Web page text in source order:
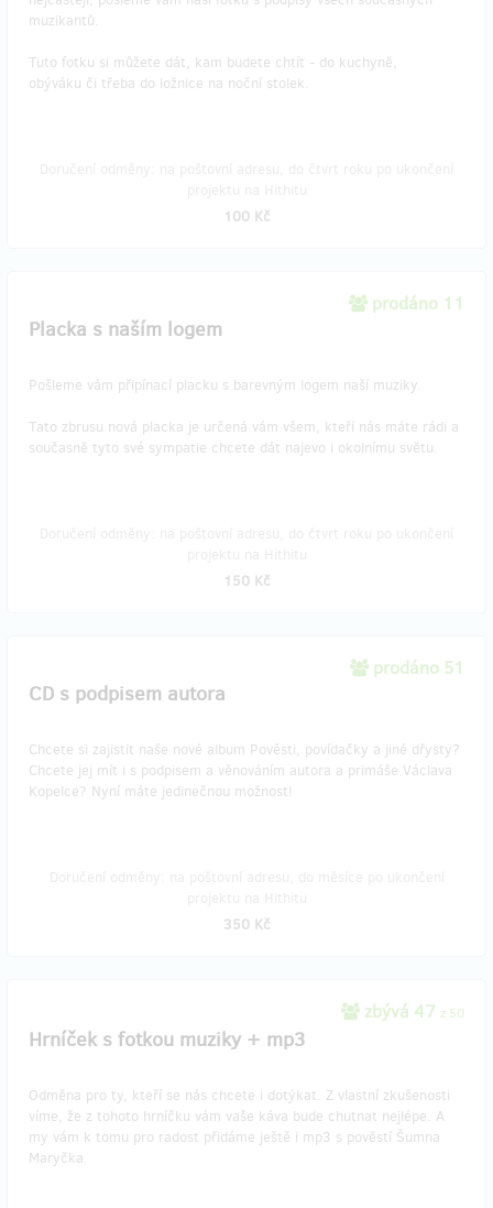
muzikantů.
Tuto fotku si můžete dát, kam budete chtít - do kuchyně,
obýváku či třeba do ložnice na noční stolek.
100 Kč
prodáno 11
Placka s naším logem
Pošleme vám připínací placku s barevným logem naší muziky.
Tato zbrusu nová placka je určená vám všem, kteří nás máte rádi a
současně tyto své sympatie chcete dát najevo i okolnímu světu.
150 Kč
prodáno 51
CD s podpisem autora
Chcete si zajistit naše nové album Pověsti, povídačky a jiné dřysty?
Chcete jej mít i s podpisem a věnováním autora a primáše Václava
Kopelce? Nyní máte jedinečnou možnost!
350 Kč
zbývá 47 z 50
Hrníček s fotkou muziky + mp3
Odměna pro ty, kteří se nás chcete i dotýkat. Z vlastní zkušenosti
víme, že z tohoto hrníčku vám vaše káva bude chutnat nejlépe. A
my vám k tomu pro radost přidáme ještě i mp3 s pověstí Šumna
Maryčka.